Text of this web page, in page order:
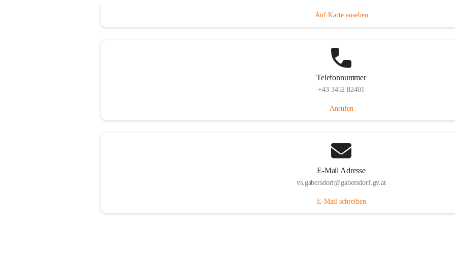
Auf Karte ansehen
Telefonnummer
+43 3452 82401
Anrufen
E-Mail Adresse
vs.gabersdorf@gabersdorf.gv.at
E-Mail schreiben